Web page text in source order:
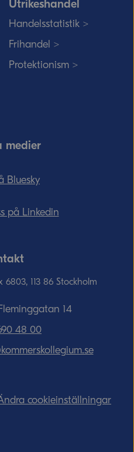
Utrikeshandel
Handelsstatistik >
Frihandel >
Protektionism >
medier
Bluesky
på Linkedin
6803, 113 86 Stockholm
14
48­ 00
cookieinställningar